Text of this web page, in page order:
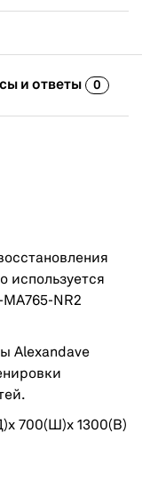
и ответы 0
используется
NR2
Alexandave
700(Ш)x 1300(В)